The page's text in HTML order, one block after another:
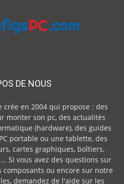
DE NOUS
crée en 2004 qui propose : des
monter son pc, des actualités
(hardware), des guides
portable ou une tablette, des
cartes graphiques, boîtiers,
Si vous avez des questions sur
composants ou encore sur notre
demandez de l'aide sur les